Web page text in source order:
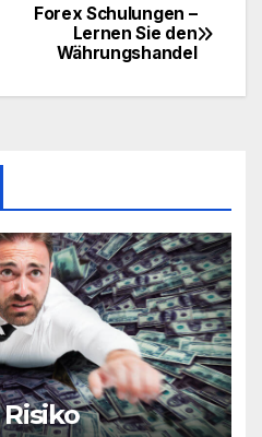
Forex Schulungen –
Lernen Sie den
Währungshandel